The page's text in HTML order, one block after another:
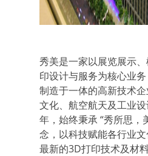
秀美是一家以展览展示
印设计与服务为核心业务
制造于一体的高新技术
文化、航空航天及工业
年，始终秉承 “秀所思，
念，以科技赋能各行业
最新的3D打印技术及材